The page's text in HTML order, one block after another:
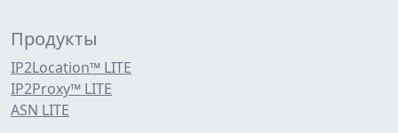
Продукты
IP2Location™ LITE
IP2Proxy™ LITE
ASN LITE